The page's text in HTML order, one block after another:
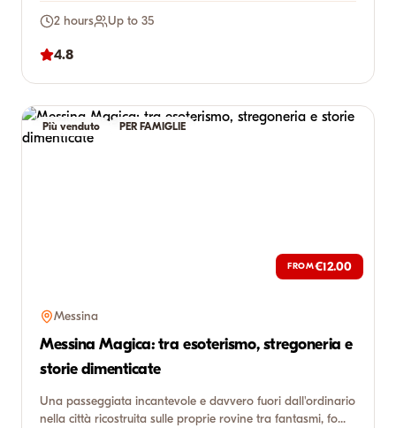
2 hours Up to 35
4.8
Più venduto PER FAMIGLIE
FROM€12.00
Messina
Messina Magica: tra esoterismo, stregoneria e
storie dimenticate
Una passeggiata incantevole e davvero fuori dall'ordinario
nella città ricostruita sulle proprie rovine tra fantasmi, fo...